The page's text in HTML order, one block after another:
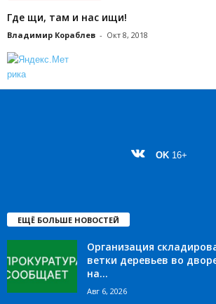
Где щи, там и нас ищи!
Владимир Кораблев - Окт 8, 2018
OK 16+
ЕЩЁ БОЛЬШЕ НОВОСТЕЙ
Организация
ветки деревьев во
на...
Авг 6, 2026